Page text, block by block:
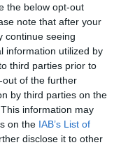
the below opt-out
note that after your
continue seeing
information utilized by
third parties prior to
of the further
by third parties on the
information may
on the IAB’s List of
disclose it to other
λάμες για
10τεμ Knipex
SKU
Άμεσα Διαθέσιμο
7,34 €